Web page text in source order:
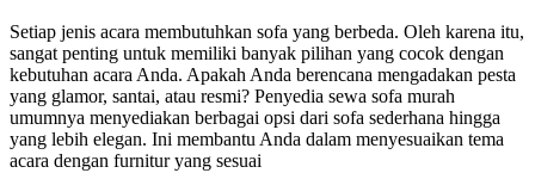
Setiap jenis acara membutuhkan sofa yang berbeda. Oleh karena itu,
sangat penting untuk memiliki banyak pilihan yang cocok dengan
kebutuhan acara Anda. Apakah Anda berencana mengadakan pesta
yang glamor, santai, atau resmi? Penyedia sewa sofa murah
umumnya menyediakan berbagai opsi dari sofa sederhana hingga
yang lebih elegan. Ini membantu Anda dalam menyesuaikan tema
acara dengan furnitur yang sesuai